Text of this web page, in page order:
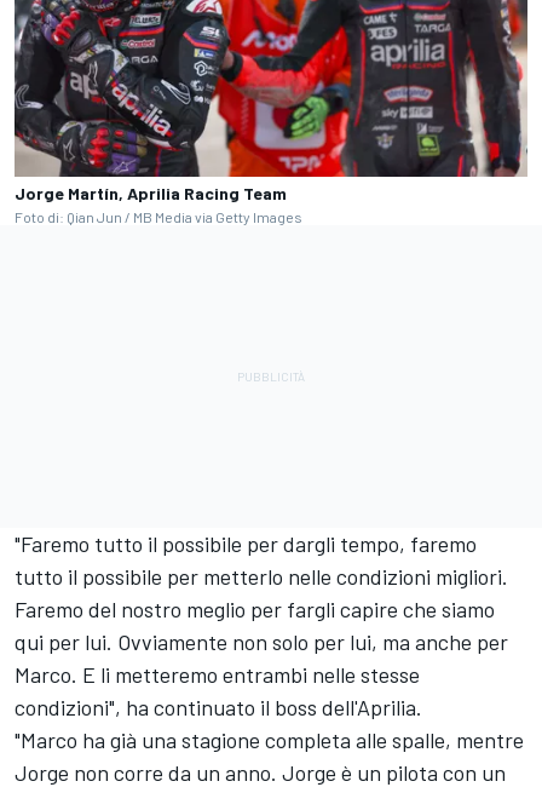
Jorge Martín, Aprilia Racing Team
Foto di: Qian Jun / MB Media via Getty Images
"Faremo tutto il possibile per dargli tempo, faremo
tutto il possibile per metterlo nelle condizioni migliori.
Faremo del nostro meglio per fargli capire che siamo
qui per lui. Ovviamente non solo per lui, ma anche per
Marco. E li metteremo entrambi nelle stesse
condizioni", ha continuato il boss dell'Aprilia.
"Marco ha già una stagione completa alle spalle, mentre
Jorge non corre da un anno. Jorge è un pilota con un